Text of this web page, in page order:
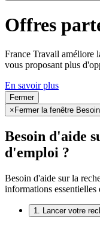
Offres
France Travail améliore
vous proposant plus
En savoir plus
Fermer
× Fermer la fenêtre
Besoin d'aide
d'emploi ?
Besoin d'aide sur la
informations
1. Lancer votre